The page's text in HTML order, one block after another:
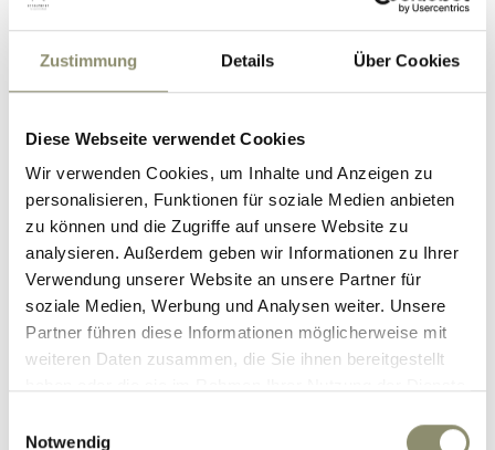
Zustimmung Details Über Cookies
Diese Webseite verwendet Cookies
Wir verwenden Cookies, um Inhalte und Anzeigen zu
personalisieren, Funktionen für soziale Medien anbieten
zu können und die Zugriffe auf unsere Website zu
analysieren. Außerdem geben wir Informationen zu Ihrer
Verwendung unserer Website an unsere Partner für
soziale Medien, Werbung und Analysen weiter. Unsere
Partner führen diese Informationen möglicherweise mit
weiteren Daten zusammen, die Sie ihnen bereitgestellt
Notwendig
Wir bieten Dir eine Unterkunft im Einzel- oder
Doppelzimmer mit Küchenzeile, Bad/WC und Kabel-
TV-Anschluss, Balkon in unserem neuen Mitarbeiterhaus.
W-Lan
Waschmaschine, Trockner & Bügelstation
Tiefgarage
Möglichkeiten zur Aus- und Weiterbildung
Aufstiegsmöglichkeiten im Betrieb